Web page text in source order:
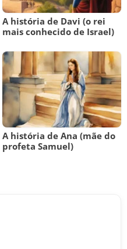
A história de Davi (o rei
mais conhecido de Israel)
A história de Ana (mãe do
profeta Samuel)